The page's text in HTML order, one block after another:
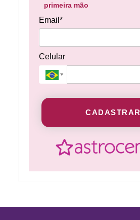
primeira mão
Email*
Celular
CADASTRAR